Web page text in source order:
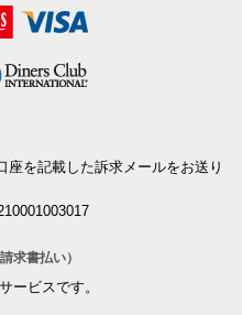
座を記載した訴求メールをお送り
求書払い）
ービスです。